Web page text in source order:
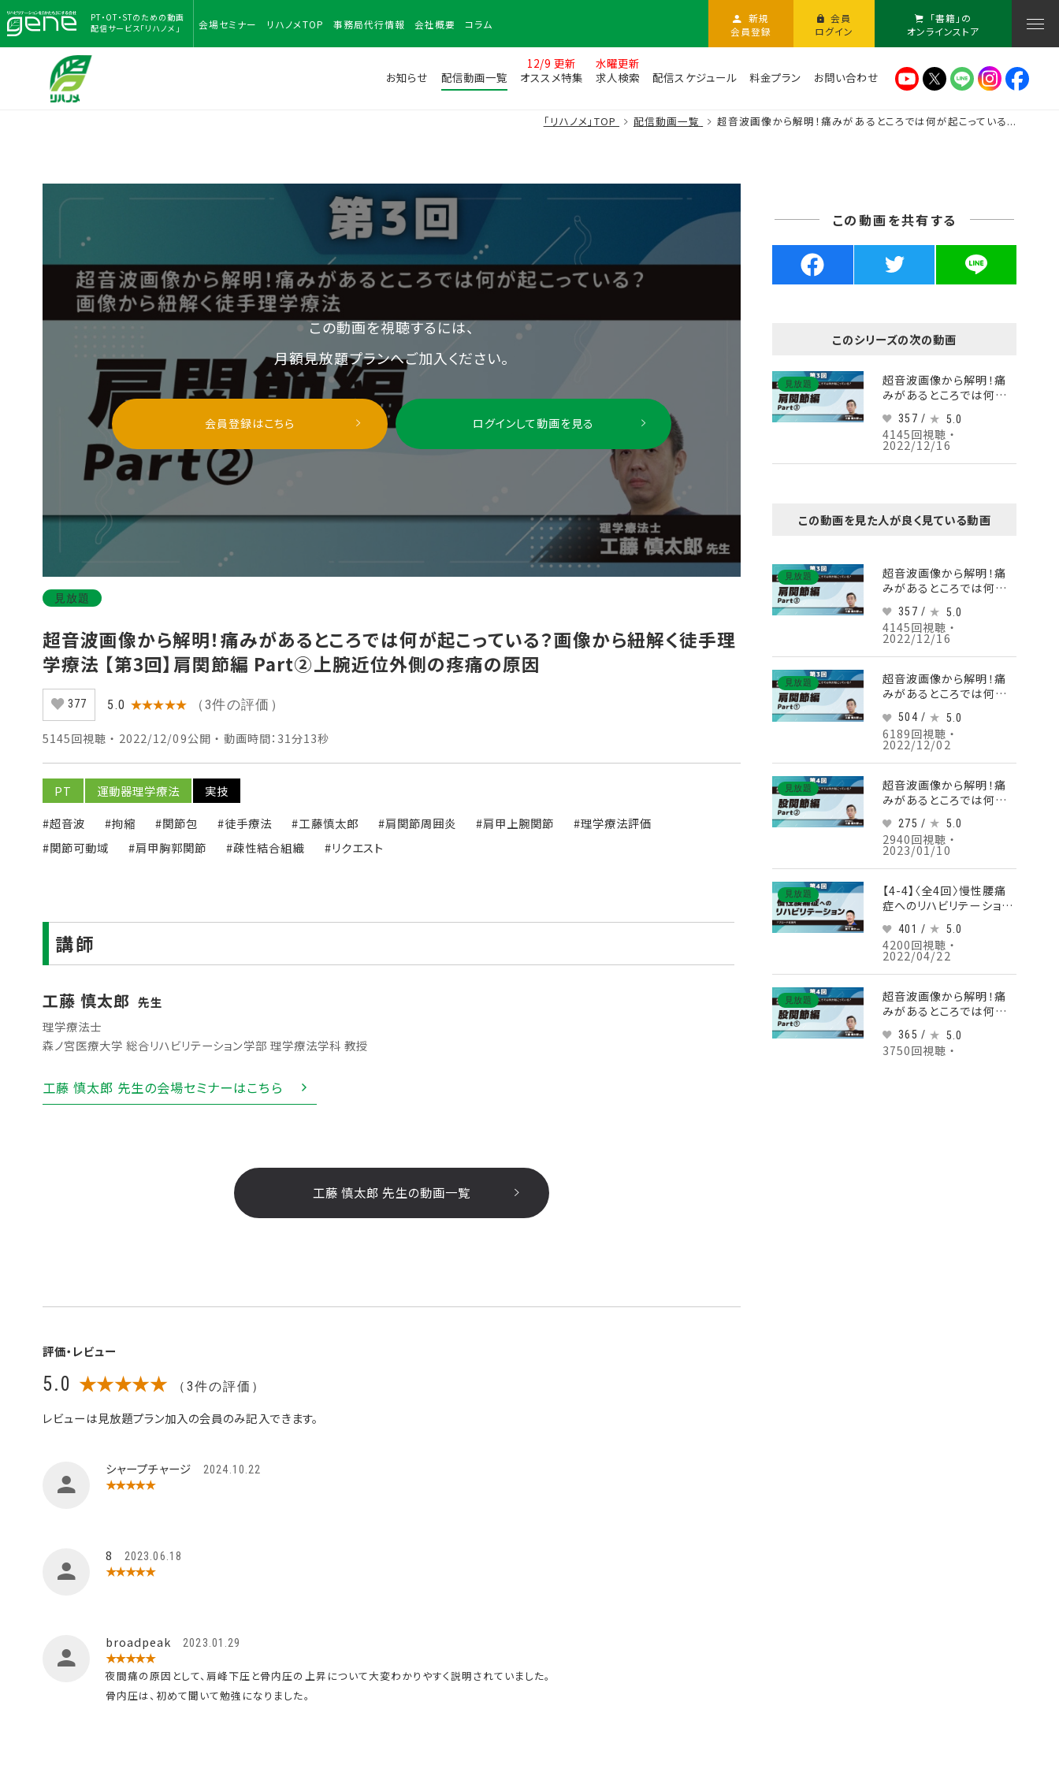
PT・OT・STのための動画
配信サービス「リハノメ」
会場セミナー リハノメTOP 事務局代行情報 会社概要 コラム
新規
会員登録
会員
ログイン
「書籍」の
オンラインストア
お知らせ 配信動画一覧
12/9 更新
オススメ特集
水曜更新
求人検索
配信スケジュール 料金プラン お問い合わせ
「リハノメ」TOP 配信動画一覧 超音波画像から解明！痛みがあるところでは何が起こっている...
この動画を視聴するには、
月額見放題プランへご加入ください。
会員登録はこちら ログインして動画を見る
見放題
超音波画像から解明！痛みがあるところでは何が起こっている？画像から紐解く徒手理
学療法 【第3回】肩関節編 Part②上腕近位外側の疼痛の原因
377 5.0 ★★★★★ （3件の評価）
5145回視聴 ・ 2022/12/09公開 ・ 動画時間：31分13秒
PT 運動器理学療法
実技
#超音波
#拘縮 #関節包 #徒手療法 #工藤慎太郎 #肩関節周囲炎 #肩甲上腕関節
#理学療法評価
#関節可動域
#肩甲胸郭関節 #疎性結合組織 #リクエスト
講師
工藤 慎太郎 先生
理学療法士
森ノ宮医療大学 総合リハビリテーション学部 理学療法学科 教授
工藤 慎太郎 先生の会場セミナーはこちら
工藤 慎太郎 先生の動画一覧
評価・レビュー
5.0 ★★★★★ （3件の評価）
レビューは見放題プラン加入の会員のみ記入できます。
シャープチャージ 2024.10.22
★★★★★
8 2023.06.18
★★★★★
broadpeak 2023.01.29
★★★★★
夜間痛の原因として、肩峰下圧と骨内圧の上昇について大変わかりやすく説明されていました。
骨内圧は、初めて聞いて勉強になりました。
この動画を共有する
このシリーズの次の動画
見放題
超音波画像から解明！痛
みがあるところでは何が
起こっている？画像から紐
解く徒手理学療法 【第3
回】肩関節編 Part③肩峰
下の疼痛の原因
357 / 5.0
4145回視聴 ・
2022/12/16
この動画を見た人が良く見ている動画
見放題
超音波画像から解明！痛
みがあるところでは何が
起こっている？画像から紐
解く徒手理学療法 【第3
回】肩関節編 Part③肩峰
下の疼痛の原因
357 / 5.0
4145回視聴 ・
2022/12/16
見放題
超音波画像から解明！痛
みがあるところでは何が
起こっている？画像から紐
解く徒手理学療法 【第3
回】肩関節編 Part①夜間
痛
504 / 5.0
6189回視聴 ・
2022/12/02
見放題
超音波画像から解明！痛
みがあるところでは何が
解く徒手理学療法 【第4
回】股関節編 Part②股関
節屈曲時痛の原因
275 / 5.0
2940回視聴 ・
2023/01/10
見放題
【4-4】〈全4回〉慢性腰痛
症へのリハビリテーション
401 / 5.0
4200回視聴 ・
2022/04/22
見放題
超音波画像から解明！痛
みがあるところでは何が
起こっている？画像から紐
解く徒手理学療法 【第4
回】股関節編 Part①股関
365 / 5.0
3750回視聴 ・